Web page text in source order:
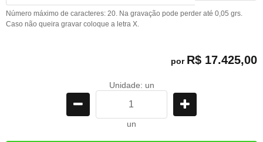
Número máximo de caracteres: 20. Na gravação pode perder até 0,05 grs.
Caso não queira gravar coloque a letra X.
por R$ 17.425,00
Unidade: un
un